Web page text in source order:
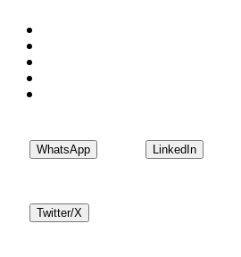
WhatsApp LinkedIn
Twitter/X